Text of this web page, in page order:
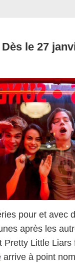
le 27
pour et avec
après les
Pretty Little Liars
arrive à point